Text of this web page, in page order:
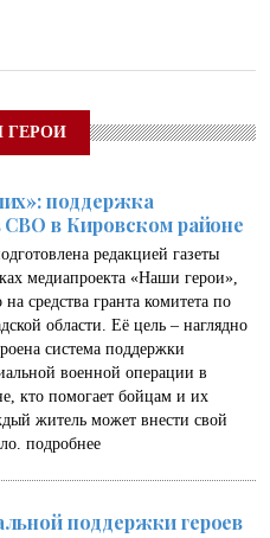
поддержка
СВО в Кировском районе
редакцией газеты
медиапроекта «Наши герои»,
на средства гранта комитета по
области. Её цель – наглядно
система поддержки
военной операции в
кто помогает бойцам и их
житель может внести свой
подробнее
поддержки героев